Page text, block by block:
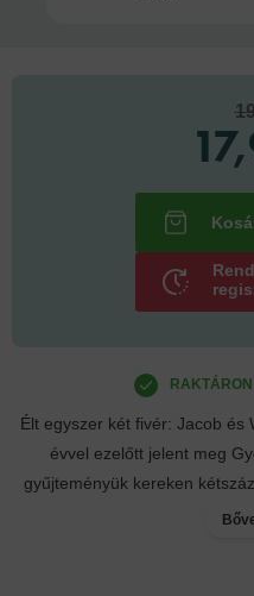
Élt egyszer két fivér: Jacob és
évvel ezelőtt jelent meg
gyűjteményük kereken